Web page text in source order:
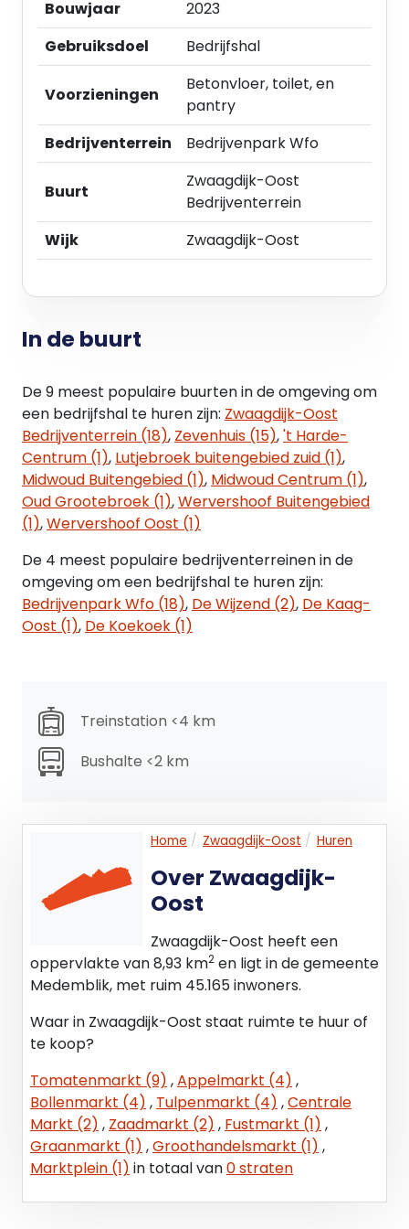
- direct beschikbaar.
Bouwjaar
2023
Gebruiksdoel
Bedrijfshal
Voorzieningen
Betonvloer, toilet, en
pantry
Bedrijventerrein
Bedrijvenpark Wfo
Buurt
Zwaagdijk-Oost
Bedrijventerrein
Wijk
Zwaagdijk-Oost
In de buurt
De 9 meest populaire buurten in de omgeving om
een bedrijfshal te huren zijn: Zwaagdijk-Oost
Bedrijventerrein (18), Zevenhuis (15),'t Harde-
Centrum (1), Lutjebroek buitengebied zuid (1),
Midwoud Buitengebied (1), Midwoud Centrum (1),
Oud Grootebroek (1),Wervershoof Buitengebied
(1),Wervershoof Oost (1)
De 4 meest populaire bedrijventerreinen in de
omgeving om een bedrijfshal te huren zijn:
Bedrijvenpark Wfo (18), De Wijzend (2), De Kaag-
Oost (1), De Koekoek (1)
Treinstation <4 km
Bushalte <2 km
Home Zwaagdijk-Oost Huren
Over Zwaagdijk-
Oost
Zwaagdijk-Oost heeft een
oppervlakte van 8,93 km2 en ligt in de gemeente
Medemblik, met ruim 45.165 inwoners.
Waar in Zwaagdijk-Oost staat ruimte te huur of
te koop?
Tomatenmarkt (9) ,Appelmarkt (4) ,
Bollenmarkt (4) , Tulpenmarkt (4) ,Centrale
Markt (2) , Zaadmarkt (2) , Fustmarkt (1) ,
Graanmarkt (1) ,Groothandelsmarkt (1) ,
Marktplein (1) in totaal van0 straten